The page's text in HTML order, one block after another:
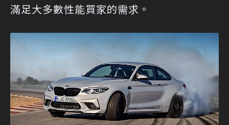
滿足大多數性能買家的需求。